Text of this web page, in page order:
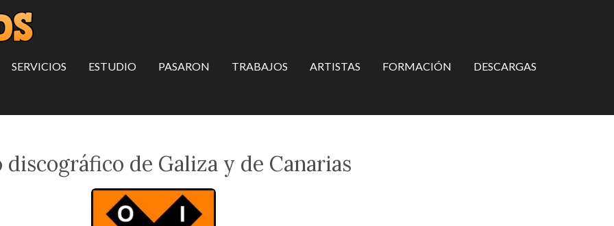
SERVICIOS ESTUDIO PASARON TRABAJOS ARTISTAS FORMACIÓN DESCARGAS
discográfico de Galiza y de Canarias